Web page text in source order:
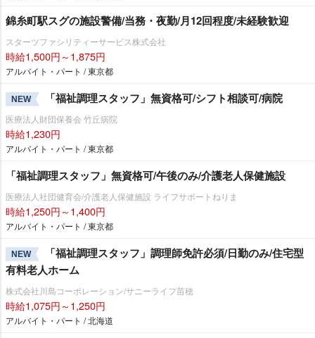
錦糸町駅スグの施設警備/当務・夜勤/月12回程度/未経験歓迎
スターツファシリティーサービス株式会社
時給1,500円～1,875円
アルバイト・パート / 東京都
NEW 「福祉調理スタッフ」無資格可/シフト相談可/病院
医療法人財団保養会 竹丘病院
時給1,230円
アルバイト・パート / 東京都
「福祉調理スタッフ」無資格可/午後のみ/介護老人保健施設
医療法人社団健育会/介護老人保健施設 ライフサポートねりま
時給1,250円～1,400円
アルバイト・パート / 東京都
NEW
「福祉調理スタッフ」調理師免許必須/日勤のみ/住宅型
有料老人ホーム
株式会社川島コーポレーション/サニーライフ苗穂
時給1,075円～1,250円
アルバイト・パート / 北海道